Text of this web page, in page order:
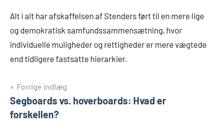
Alt i alt har afskaffelsen af Stenders ført til en mere lige
og demokratisk samfundssammensætning, hvor
individuelle muligheder og rettigheder er mere vægtede
end tidligere fastsatte hierarkier.
Indlægsnavigation
Forrige indlæg
Segboards vs. hoverboards: Hvad er
forskellen?